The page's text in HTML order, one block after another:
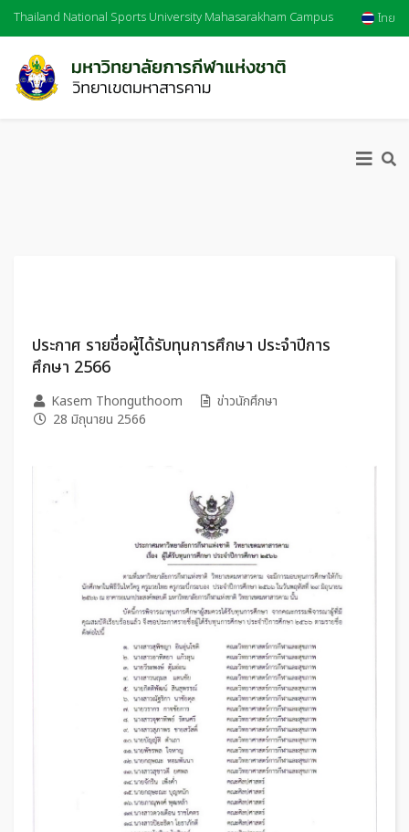
Thailand National Sports University Mahasarakham Campus ไทย
ประกาศ รายชื่อผู้ได้รับทุนการศึกษา ประจำปีการ
ศึกษา 2566
Kasem Thonguthoom
ข่าวนักศึกษา
28 มิถุนายน 2566